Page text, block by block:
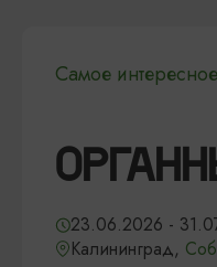
Самое интересное
23.06.2026 -
Калининград,